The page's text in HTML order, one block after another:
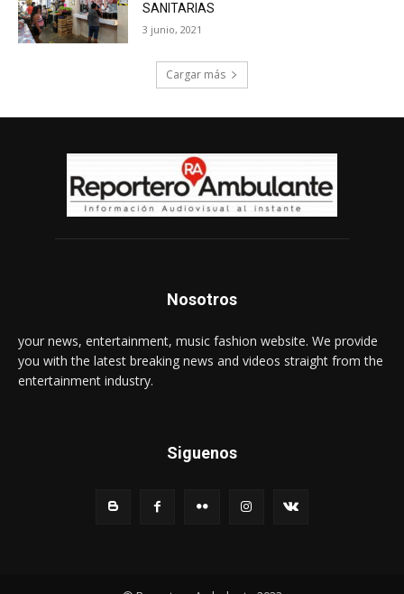
SANITARIAS
3 junio, 2021
Cargar más
Nosotros
your news, entertainment, music fashion website. We provide
you with the latest breaking news and videos straight from the
entertainment industry.
Siguenos